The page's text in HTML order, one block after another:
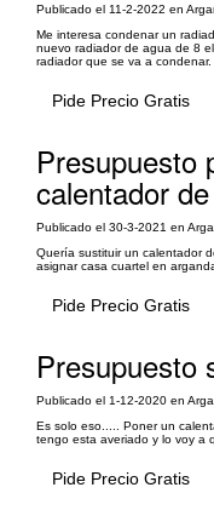
Publicado el 11-2-2022 en
Me interesa condenar un
nuevo radiador de agua de 8
radiador que se va a condenar.
Pide Precio Gratis
Presupuesto
calentador
Publicado el 30-3-2021 en
Quería sustituir un calentador
asignar casa cuartel en
Pide Precio Gratis
Presupuesto
Publicado el 1-12-2020 en
Es solo eso..... Poner un
tengo esta averiado y lo voy a
Pide Precio Gratis